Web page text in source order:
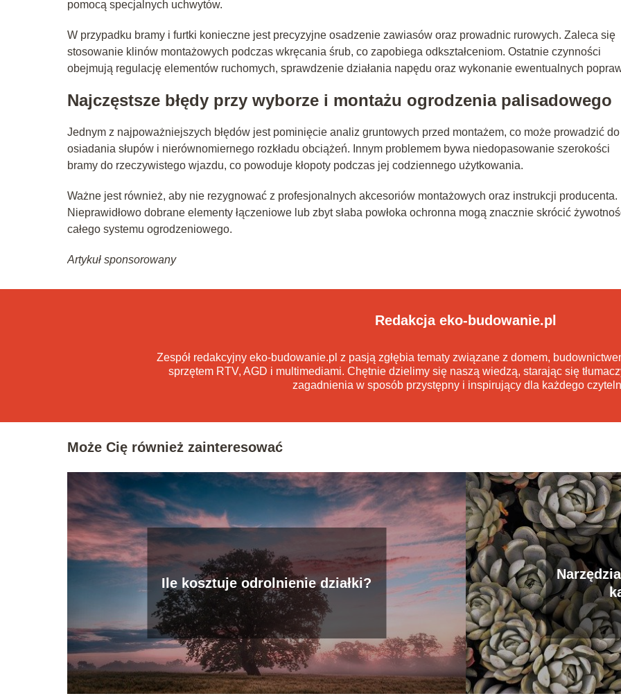
pomocą specjalnych uchwytów.
W przypadku bramy i furtki konieczne jest precyzyjne osadzenie zawiasów oraz prowadnic rurowych. Zaleca się
stosowanie klinów montażowych podczas wkręcania śrub, co zapobiega odkształceniom. Ostatnie czynności
obejmują regulację elementów ruchomych, sprawdzenie działania napędu oraz wykonanie ewentualnych
Najczęstsze błędy przy wyborze i montażu ogrodzenia palisadowego
Jednym z najpoważniejszych błędów jest pominięcie analiz gruntowych przed montażem, co może prowadzić do
osiadania słupów i nierównomiernego rozkładu obciążeń. Innym problemem bywa niedopasowanie szerokości
bramy do rzeczywistego wjazdu, co powoduje kłopoty podczas jej codziennego użytkowania.
Ważne jest również, aby nie rezygnować z profesjonalnych akcesoriów montażowych oraz instrukcji producenta.
Nieprawidłowo dobrane elementy łączeniowe lub zbyt słaba powłoka ochronna mogą znacznie skrócić
całego systemu ogrodzeniowego.
Artykuł sponsorowany
Redakcja eko-budowanie.pl
Zespół redakcyjny eko-budowanie.pl z pasją zgłębia tematy związane z domem,
sprzętem RTV, AGD i multimediami. Chętnie dzielimy się naszą wiedzą, starając się
zagadnienia w sposób przystępny i inspirujący dla każdego
Może Cię również zainteresować
Ile kosztuje odrolnienie działki?